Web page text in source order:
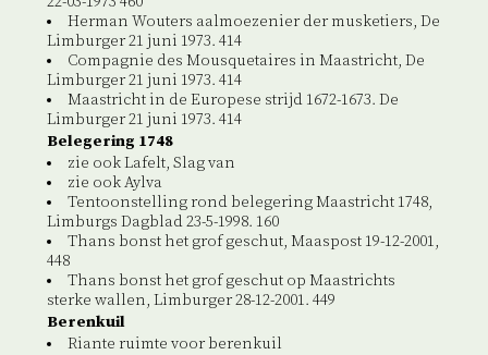
Herman Wouters aalmoezenier der musketiers, De
Limburger 21 juni 1973. 414
Compagnie des Mousquetaires in Maastricht, De
Limburger 21 juni 1973. 414
Maastricht in de Europese strijd 1672-1673. De
Limburger 21 juni 1973. 414
Belegering 1748
zie ook Lafelt, Slag van
zie ook Aylva
Tentoonstelling rond belegering Maastricht 1748,
Limburgs Dagblad 23-5-1998. 160
Thans bonst het grof geschut, Maaspost 19-12-2001,
448
Thans bonst het grof geschut op Maastrichts
sterke wallen, Limburger 28-12-2001. 449
Berenkuil
Riante ruimte voor berenkuil